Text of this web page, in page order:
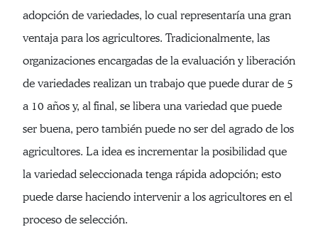
adopción de variedades, lo cual representaría una gran
ventaja para los agricultores. Tradicionalmente, las
organizaciones encargadas de la evaluación y liberación
de variedades realizan un trabajo que puede durar de 5
a 10 años y, al final, se libera una variedad que puede
ser buena, pero también puede no ser del agrado de los
agricultores. La idea es incrementar la posibilidad que
la variedad seleccionada tenga rápida adopción; esto
puede darse haciendo intervenir a los agricultores en el
proceso de selección.